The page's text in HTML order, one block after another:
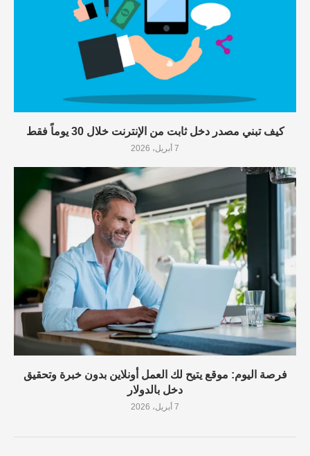
كيف تبني مصدر دخل ثابت من الإنترنت خلال 30 يوماً فقط
7 أبريل، 2026
فرصة اليوم: موقع يتيح لك العمل أونلاين بدون خبرة وتحقيق
دخل بالدولار
7 أبريل، 2026